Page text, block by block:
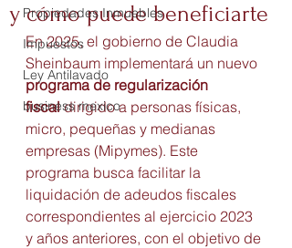
Propiedades Inmuebles
Impuestos
Ley Antilavado
business mexico
y cómo puede beneficiarte
En 2025, el gobierno de Claudia
Sheinbaum implementará un nuevo
programa de regularización
fiscal dirigido a personas físicas,
micro, pequeñas y medianas
empresas (Mipymes). Este
programa busca facilitar la
liquidación de adeudos fiscales
correspondientes al ejercicio 2023
y años anteriores, con el objetivo de